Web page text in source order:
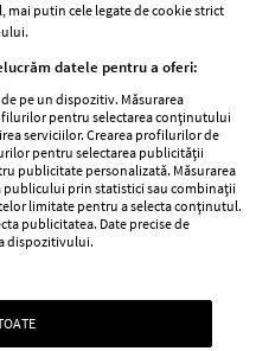
femei
Viva
Avantaje
Retete practice
nr. 821/25.09.2025.
minorilor.
putin cele legate de cookie strict
datele pentru a oferi:
pe un dispozitiv. Măsurarea
pentru selectarea conținutului
serviciilor. Crearea profilurilor de
pentru selectarea publicității
publicitate personalizată. Măsurarea
prin statistici sau combinații
limitate pentru a selecta conținutul.
publicitatea. Date precise de
dispozitivului.